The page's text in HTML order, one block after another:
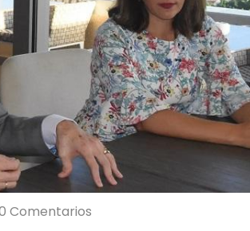
Comentarios